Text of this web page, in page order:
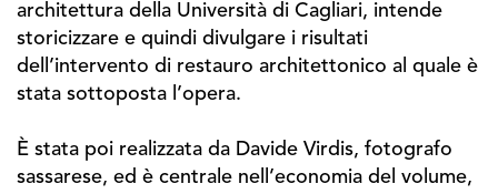
architettura della Università di Cagliari, intende
storicizzare e quindi divulgare i risultati
dell’intervento di restauro architettonico al quale è
stata sottoposta l’opera.
È stata poi realizzata da Davide Virdis, fotografo
sassarese, ed è centrale nell’economia del volume,